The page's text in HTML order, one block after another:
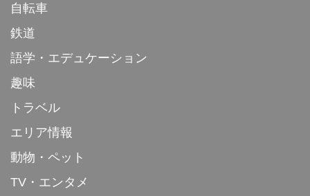
自転車
鉄道
語学・エデュケーション
趣味
トラベル
エリア情報
動物・ペット
TV・エンタメ